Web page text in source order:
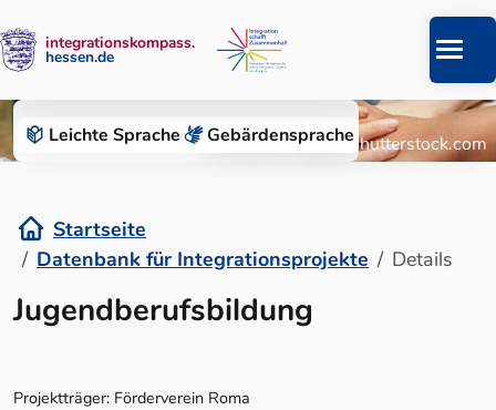
Leichte Sprache Gebärden­sprache
Zum Inhalt springen
integrationskompass.
hessen.de
Datenbank für Integrationsprojekte
© Roman Chazov/Shutterstock.com
Startseite
Datenbank für Integrationsprojekte
Details
Details
Jugendberufsbildung
Projektträger: Förderverein Roma